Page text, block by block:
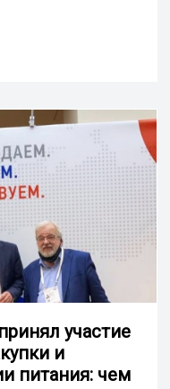
участие
и
питания: чем